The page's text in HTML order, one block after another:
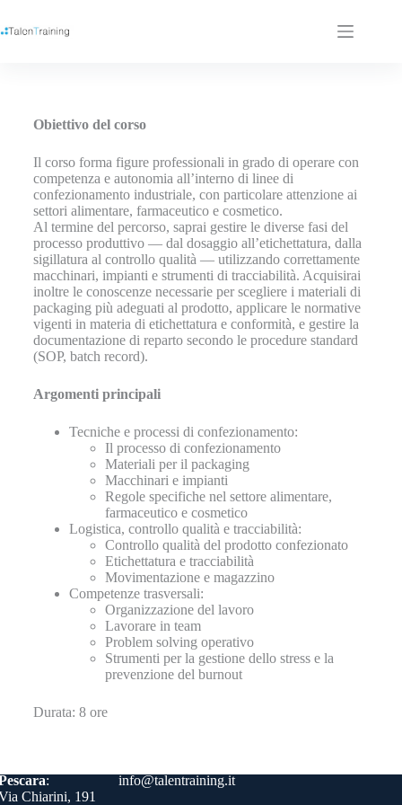
Obiettivo del corso
Il corso forma figure professionali in grado di operare con
competenza e autonomia all’interno di linee di
confezionamento industriale, con particolare attenzione ai
settori alimentare, farmaceutico e cosmetico.
Al termine del percorso, saprai gestire le diverse fasi del
processo produttivo — dal dosaggio all’etichettatura, dalla
sigillatura al controllo qualità — utilizzando correttamente
macchinari, impianti e strumenti di tracciabilità. Acquisirai
inoltre le conoscenze necessarie per scegliere i materiali di
packaging più adeguati al prodotto, applicare le normative
vigenti in materia di etichettatura e conformità, e gestire la
documentazione di reparto secondo le procedure standard
(SOP, batch record).
Argomenti principali
Tecniche e processi di confezionamento:
Il processo di confezionamento
Materiali per il packaging
Macchinari e impianti
Regole specifiche nel settore alimentare,
farmaceutico e cosmetico
Logistica, controllo qualità e tracciabilità:
Controllo qualità del prodotto confezionato
Etichettatura e tracciabilità
Movimentazione e magazzino
Competenze trasversali:
Organizzazione del lavoro
Lavorare in team
Problem solving operativo
Strumenti per la gestione dello stress e la
prevenzione del burnout
Durata: 8 ore
info@talentraining.it
:
Chiarini, 191